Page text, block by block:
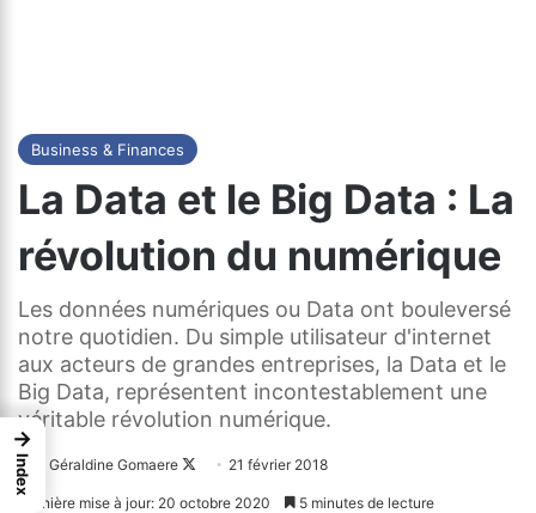
Business & Finances
La Data et le Big Data : La
révolution du numérique
Les données numériques ou Data ont bouleversé
notre quotidien. Du simple utilisateur d'internet
aux acteurs de grandes entreprises, la Data et le
Big Data, représentent incontestablement une
véritable révolution numérique.
Géraldine Gomaere
Follow21 février 2018
Dernière mise à jour: 20 octobre 2020 5 minutes de lecture
→
Index